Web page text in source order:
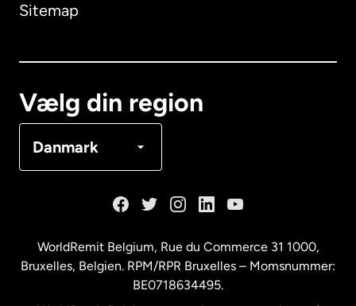
Sitemap
Vælg din region
Danmark
Malaysia
WorldRemit Belgium, Rue du Commerce 31 1000,
Bruxelles, Belgien. RPM/RPR Bruxelles – Momsnummer:
BE0718634495.